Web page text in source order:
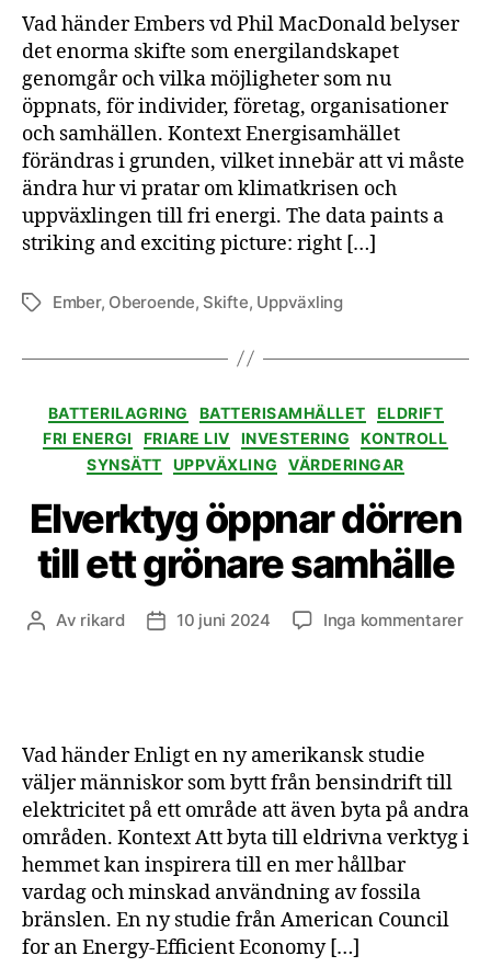
den
största
ekonomiska
möjligheten
just
nu
Vad händer Embers vd Phil MacDonald belyser
det enorma skifte som energilandskapet
genomgår och vilka möjligheter som nu
öppnats, för individer, företag, organisationer
och samhällen. Kontext Energisamhället
förändras i grunden, vilket innebär att vi måste
ändra hur vi pratar om klimatkrisen och
uppväxlingen till fri energi. The data paints a
striking and exciting picture: right […]
Etiketter
Ember, Oberoende, Skifte, Uppväxling
Kategorier
BATTERILAGRING BATTERISAMHÄLLET
ELDRIFT
FRI ENERGI
FRIARE LIV INVESTERING
KONTROLL
SYNSÄTT
UPPVÄXLING VÄRDERINGAR
Elverktyg öppnar dörren
till ett grönare samhälle
Inläggsförfattare
Av rikard Inläggsdatum
10 juni 2024 Inga kommentarertill
Vad händer Enligt en ny amerikansk studie
väljer människor som bytt från bensindrift till
elektricitet på ett område att även byta på andra
områden. Kontext Att byta till eldrivna verktyg i
hemmet kan inspirera till en mer hållbar
vardag och minskad användning av fossila
bränslen. En ny studie från American Council
for an Energy-Efficient Economy […]